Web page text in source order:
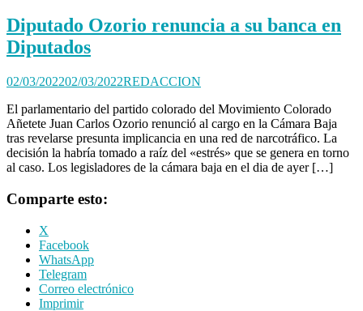
Diputado Ozorio renuncia a su banca en
Diputados
02/03/202202/03/2022REDACCION
El parlamentario del partido colorado del Movimiento Colorado
Añetete Juan Carlos Ozorio renunció al cargo en la Cámara Baja
tras revelarse presunta implicancia en una red de narcotráfico. La
decisión la habría tomado a raíz del «estrés» que se genera en torno
al caso. Los legisladores de la cámara baja en el dia de ayer […]
Comparte esto:
X
Facebook
WhatsApp
Telegram
Correo electrónico
Imprimir